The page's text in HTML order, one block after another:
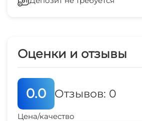
20 мин
Оценки и отзывы
0.0 Отзывов: 0
Цена/качество